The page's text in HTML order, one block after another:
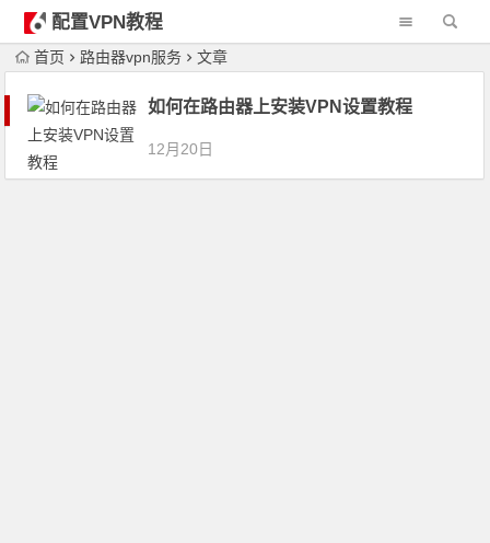
配置VPN教程
首页 路由器vpn服务 文章
如何在路由器上安装VPN设置教程
12月20日